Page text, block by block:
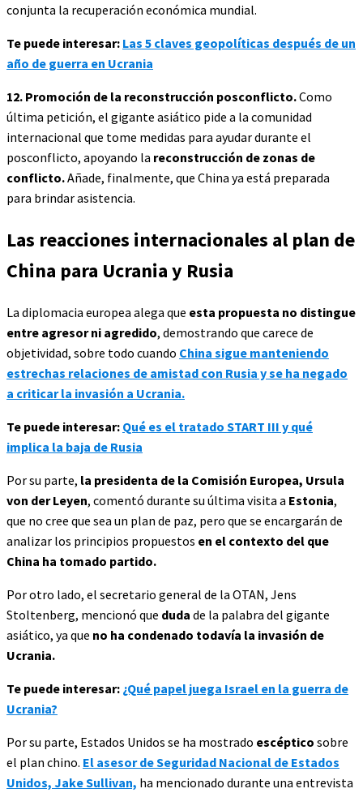
conjunta la recuperación económica mundial.
Te puede interesar: Las 5 claves geopolíticas después de un
año de guerra en Ucrania
12. Promoción de la reconstrucción posconflicto.Como
última petición, el gigante asiático pide a la comunidad
internacional que tome medidas para ayudar durante el
posconflicto, apoyando la reconstrucción de zonas de
conflicto.Añade, finalmente, que China ya está preparada
para brindar asistencia.
Las reacciones internacionales al plan de
China para Ucrania y Rusia
La diplomacia europea alega que esta propuesta no distingue
entre agresor ni agredido, demostrando que carece de
objetividad, sobre todo cuando China sigue manteniendo
estrechas relaciones de amistad con Rusia y se ha negado
a criticar la invasión a Ucrania.
Te puede interesar: Qué es el tratado START III y qué
implica la baja de Rusia
Por su parte, la presidenta de la Comisión Europea, Ursula
von der Leyen, comentó durante su última visita a Estonia,
que no cree que sea un plan de paz, pero que se encargarán de
analizar los principios propuestos en el contexto del que
China ha tomado partido.
Por otro lado, el secretario general de la OTAN, Jens
Stoltenberg, mencionó que duda de la palabra del gigante
asiático, ya que no ha condenado todavía la invasión de
Ucrania.
Te puede interesar: ¿Qué papel juega Israel en la guerra de
Ucrania?
Por su parte, Estados Unidos se ha mostrado escéptico sobre
el plan chino. El asesor de Seguridad Nacional de Estados
Unidos, Jake Sullivan, ha mencionado durante una entrevista